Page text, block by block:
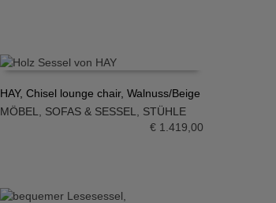
IN DEN WARENKORB
HAY, Chisel lounge chair, Walnuss/Beige
MÖBEL, SOFAS & SESSEL, STÜHLE
€ 1.419,00